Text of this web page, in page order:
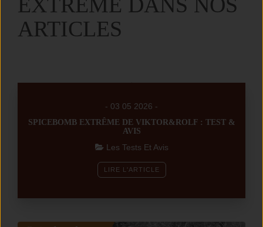
ARTICLES
- 03 05 2026 -
SPICEBOMB EXTRÊME DE VIKTOR&ROLF : TEST &
AVIS
Les Tests Et Avis
LIRE L'ARTICLE